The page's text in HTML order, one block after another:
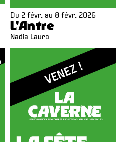
Du 2 févr.au 8 févr. 2026
L'Antre
Nadia Lauro